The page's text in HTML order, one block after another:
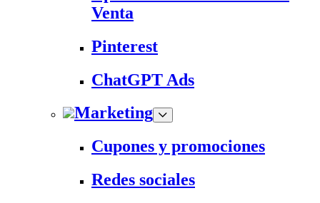
Venta
Pinterest
ChatGPT Ads
Marketing
Cupones y promociones
Redes sociales